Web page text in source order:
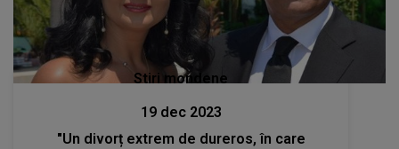
Stiri mondene
19 dec 2023
"Un divorț extrem de dureros, în care